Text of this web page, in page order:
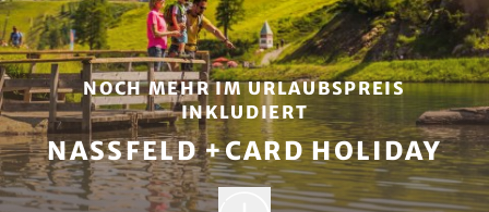
NOCH MEHR IM URLAUBSPREIS
INKLUDIERT
NASSFELD +CARD HOLIDAY